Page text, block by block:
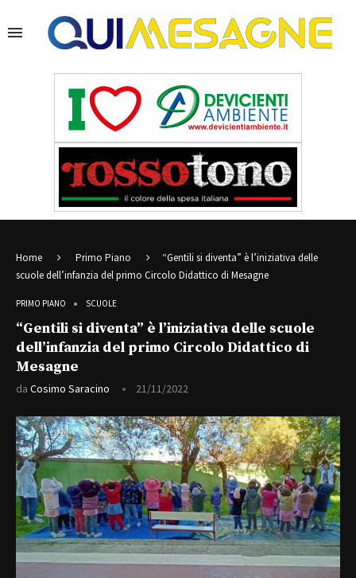
Home Primo Piano
“Gentili si diventa” è l’iniziativa delle
scuole dell’infanzia del primo Circolo Didattico di Mesagne
PRIMO PIANO SCUOLE
“Gentili si diventa” è l’iniziativa delle scuole
dell’infanzia del primo Circolo Didattico di
Mesagne
da Cosimo Saracino 21/11/2022